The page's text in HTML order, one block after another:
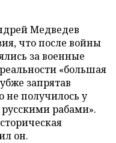
Медведев
что после войны
за военные
«большая
запрятав
не получилось у
рабами».
он.